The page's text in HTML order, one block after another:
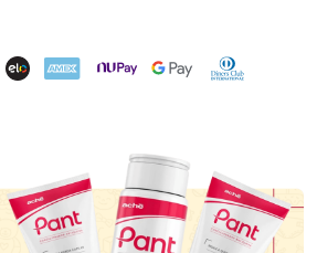
ELO AMEX NuPay Google PayDiners Club
Destaque